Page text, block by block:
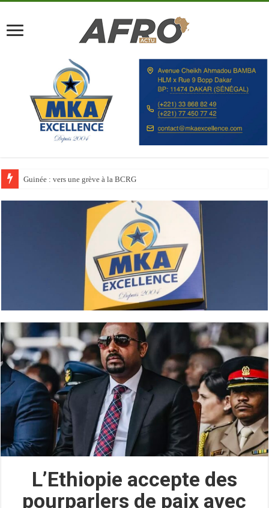
Discours à la Nation : Alassane Ouattara appelle les Ivoiriens à « l’unité,
L’Ethiopie accepte des
pourparlers de paix avec